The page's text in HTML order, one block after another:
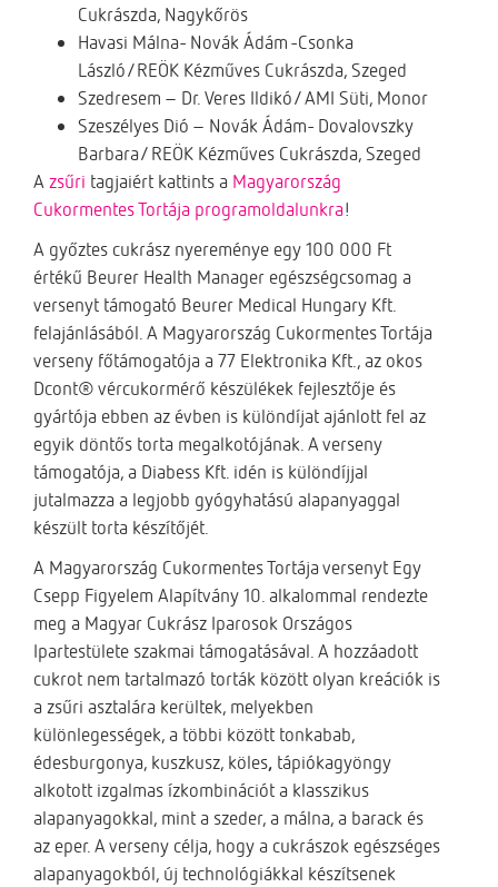
Cukrászda, Nagykőrös
Havasi Málna- Novák Ádám -Csonka
László/REÖK Kézműves Cukrászda, Szeged
Szedresem – Dr. Veres Ildikó/ AMI Süti, Monor
Szeszélyes Dió – Novák Ádám- Dovalovszky
Barbara/ REÖK Kézműves Cukrászda, Szeged
A zsűri tagjaiért kattints a Magyarország
Cukormentes Tortája programoldalunkra!
A győztes cukrász nyereménye egy 100 000 Ft
értékű Beurer Health Manager egészségcsomag a
versenyt támogató Beurer Medical Hungary Kft.
felajánlásából. A Magyarország Cukormentes Tortája
verseny főtámogatója a 77 Elektronika Kft., az okos
Dcont® vércukormérő készülékek fejlesztője és
gyártója ebben az évben is különdíjat ajánlott fel az
egyik döntős torta megalkotójának. A verseny
támogatója, a Diabess Kft. idén is különdíjjal
jutalmazza a legjobb gyógyhatású alapanyaggal
készült torta készítőjét.
A Magyarország Cukormentes Tortája versenyt Egy
Csepp Figyelem Alapítvány 10. alkalommal rendezte
meg a Magyar Cukrász Iparosok Országos
Ipartestülete szakmai támogatásával. A hozzáadott
cukrot nem tartalmazó torták között olyan kreációk is
a zsűri asztalára kerültek, melyekben
különlegességek, a többi között tonkabab,
édesburgonya, kuszkusz, köles, tápiókagyöngy
alkotott izgalmas ízkombinációt a klasszikus
alapanyagokkal, mint a szeder, a málna, a barack és
az eper. A verseny célja, hogy a cukrászok egészséges
alapanyagokból, új technológiákkal készítsenek